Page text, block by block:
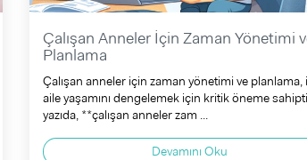
Çalışan Anneler İçin Zaman Yönetimi
Planlama
Çalışan anneler için zaman yönetimi ve planlama,
aile yaşamını dengelemek için kritik öneme
yazıda, **çalışan anneler zam ...
Devamını Oku